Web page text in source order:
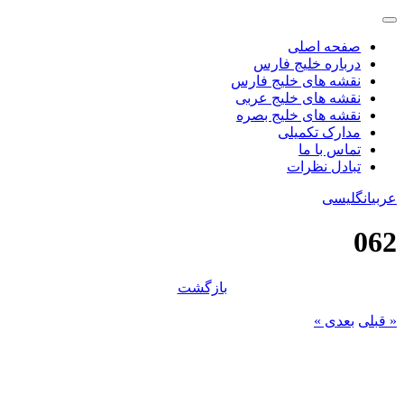
صفحه اصلی
درباره خلیج فارس
نقشه های خلیج فارس
نقشه های خلیج عربی
نقشه های خلیج بصره
مدارک تکمیلی
تماس با ما
تبادل نظرات
عربیانگلیسی
062
بازگشت
« قبلی بعدی »